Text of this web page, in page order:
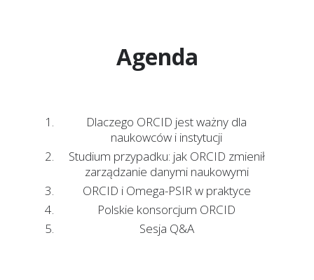
Agenda
Dlaczego ORCID jest ważny dla
naukowców i instytucji
Studium przypadku: jak ORCID zmienił
zarządzanie danymi naukowymi
ORCID i Omega-PSIR w praktyce
Polskie konsorcjum ORCID
Sesja Q&A